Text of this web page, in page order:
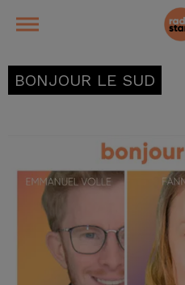
BONJOUR LE SUD